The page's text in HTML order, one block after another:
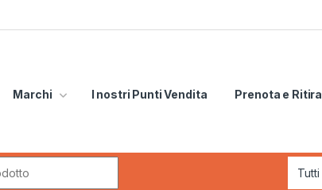
Marchi I nostri Punti Vendita Prenota e Ritira